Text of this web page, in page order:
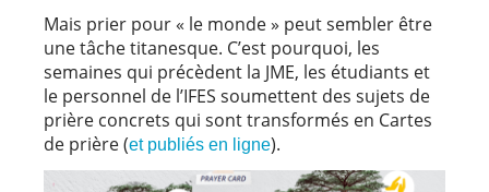
Mais prier pour « le monde » peut sembler être
une tâche titanesque. C’est pourquoi, les
semaines qui précèdent la JME, les étudiants et
le personnel de l’IFES soumettent des sujets de
prière concrets qui sont transformés en Cartes
de prière (et publiés en ligne).